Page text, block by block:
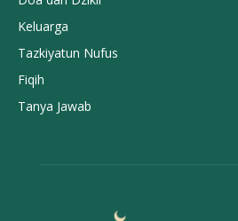
Keluarga
Tazkiyatun Nufus
Fiqih
Tanya Jawab